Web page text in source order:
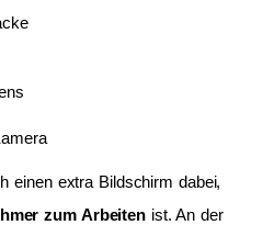
einen extra Bildschirm dabei,
zum Arbeiten ist. An der